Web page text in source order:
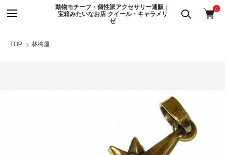
動物モチーフ・個性派アクセサリー通販｜
宝箱みたいなお店 クイール・キャラメリ
ゼ
0
TOP 林檎屋